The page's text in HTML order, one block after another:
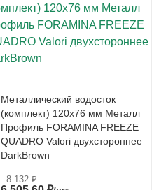
Металлический водосток
(комплект) 120x76 мм Металл
Профиль FORAMINA FREEZE
QUADRO Valori двухстороннее
DarkBrown
8 132₽